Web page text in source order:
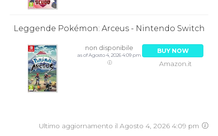
Leggende Pokémon: Arceus - Nintendo Switch
non disponibile
as of Agosto 4, 2026 4:09 pm
BUY NOW
Amazon.it
Ultimo aggiornamento il Agosto 4, 2026 4:09 pm